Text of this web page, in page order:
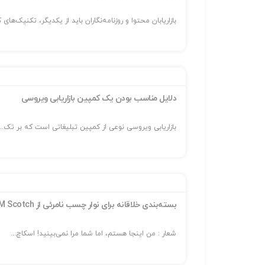
بازاریابان محتوا و روزنامه‌نگاران باید از یکدیگر،
دلایل مناسب بودن یک کمپین بازاریابی ویروسی
بازاریابی ویروسی نوعی از کمپین تبلیغاتی است که بر
بسته‌بندی خلاقانه برای نوار چسب نامرئی از ۳M Scotch
شعار : من اینجا هستم، اما شما مرا نمی‌بینید! اسکاچ...